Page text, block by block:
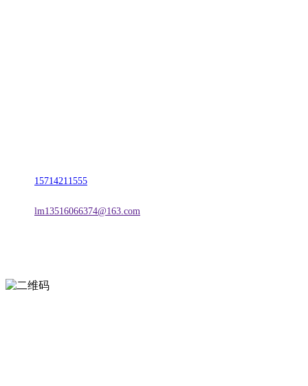
15714211555
lm13516066374@163.com